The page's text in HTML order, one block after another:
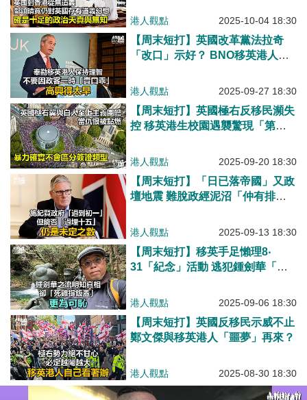
港人觀點 2025-10-04 18:30
【周末短打】英國改革黨法拉奇
「改口」示好？ BNO移英港人別
港人觀點 2025-09-27 18:30
【周末短打】英國極右反移民瀕失
控 移英港生校園遇襲驚現「第一
港人觀點 2025-09-20 18:30
【周末短打】「日已落帝國」又政
壇地震 難脫政經泥沼「仲有排
港人觀點 2025-09-13 18:30
【周末短打】移英手足懶理8‧
31「紀念」活動 逃犯鍾劍華「死
港人觀點 2025-09-06 18:30
【周末短打】英國反移民示威不止
鄭文傑與移英港人「噩夢」再來？
港人觀點 2025-08-30 18:30